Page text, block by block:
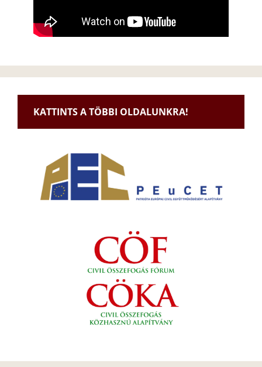
KATTINTS A TÖBBI OLDALUNKRA!